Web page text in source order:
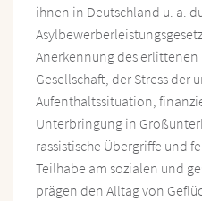
ihnen in Deutschland u. a.
Asylbewerberleistungsgesetz
Anerkennung des erlittenen
Gesellschaft, der Stress der
Aufenthaltssituation,
Unterbringung in
rassistische Übergriffe und
Teilhabe am sozialen und
prägen den Alltag von